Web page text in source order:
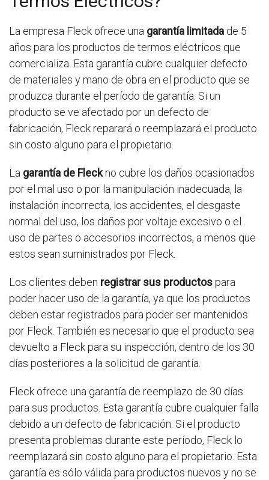
La empresa Fleck ofrece una garantía limitada de 5
años para los productos de termos eléctricos que
comercializa. Esta garantía cubre cualquier defecto
de materiales y mano de obra en el producto que se
produzca durante el período de garantía. Si un
producto se ve afectado por un defecto de
fabricación, Fleck reparará o reemplazará el producto
sin costo alguno para el propietario.
La garantía de Fleckno cubre los daños ocasionados
por el mal uso o por la manipulación inadecuada, la
instalación incorrecta, los accidentes, el desgaste
normal del uso, los daños por voltaje excesivo o el
uso de partes o accesorios incorrectos, a menos que
estos sean suministrados por Fleck.
Los clientes deben registrar sus productospara
poder hacer uso de la garantía, ya que los productos
deben estar registrados para poder ser mantenidos
por Fleck. También es necesario que el producto sea
devuelto a Fleck para su inspección, dentro de los 30
días posteriores a la solicitud de garantía.
Fleck ofrece una garantía de reemplazo de 30 días
para sus productos. Esta garantía cubre cualquier falla
debido a un defecto de fabricación. Si el producto
presenta problemas durante este período, Fleck lo
reemplazará sin costo alguno para el propietario. Esta
garantía es sólo válida para productos nuevos y no se